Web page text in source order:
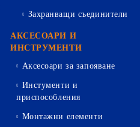
Захранващи съединители
АКСЕСОАРИ И
ИНСТРУМЕНТИ
Аксесоари за запояване
Инстументи и
приспособления
Монтажни елементи